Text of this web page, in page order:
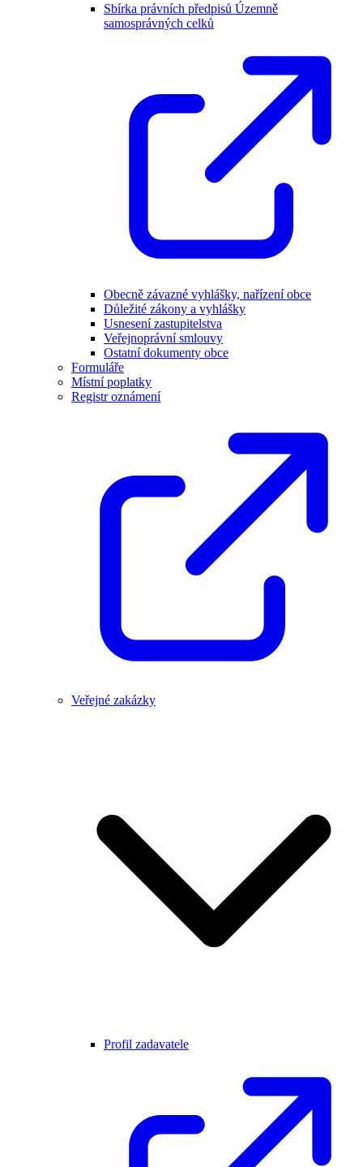
Sbírka právních předpisů Územně
samosprávných celků
Obecně závazné vyhlášky, nařízení obce
Důležité zákony a vyhlášky
Usnesení zastupitelstva
Veřejnoprávní smlouvy
Ostatní dokumenty obce
Formuláře
Místní poplatky
Registr oznámení
Veřejné zakázky
Profil zadavatele